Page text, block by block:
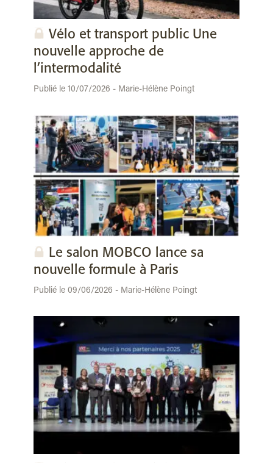
Vélo et transport public Une
nouvelle approche de
l’intermodalité
Publié le 10/07/2026 - Marie-Hélène Poingt
Le salon MOBCO lance sa
nouvelle formule à Paris
Publié le 09/06/2026 - Marie-Hélène Poingt